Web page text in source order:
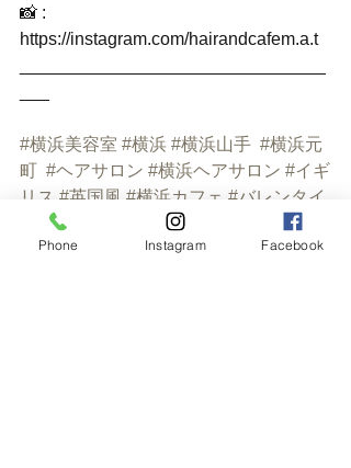
📸 :
https://instagram.com/hairandcafem.a.t
#横浜美容室 #横浜 #横浜山手 #横浜元
町 #ヘアサロン #横浜ヘアサロン #イギ
リス #英国風 #横浜カフェ #バレンタイ
#バレンタインデー #カフェ巡り #フ
ラワーアレンジメント #アネモネ #花の
Phone Instagram Facebook